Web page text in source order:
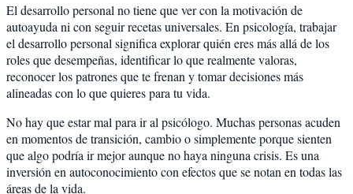
El desarrollo personal no tiene que ver con la motivación de
autoayuda ni con seguir recetas universales. En psicología, trabajar
el desarrollo personal significa explorar quién eres más allá de los
roles que desempeñas, identificar lo que realmente valoras,
reconocer los patrones que te frenan y tomar decisiones más
alineadas con lo que quieres para tu vida.
No hay que estar mal para ir al psicólogo. Muchas personas acuden
en momentos de transición, cambio o simplemente porque sienten
que algo podría ir mejor aunque no haya ninguna crisis. Es una
inversión en autoconocimiento con efectos que se notan en todas las
áreas de la vida.